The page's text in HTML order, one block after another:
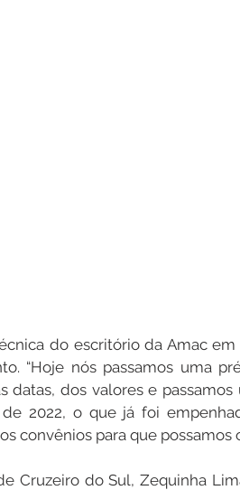
do escritório da Amac
“Hoje nós passamos uma
datas, dos valores e
2022, o que já foi
convênios para que possamos
Cruzeiro do Sul, Zequinha